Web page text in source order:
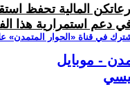
المالية تحفظ
دعم استمرارية هذا
في قناة ‫«الحوار المتمدن»
- موبايل